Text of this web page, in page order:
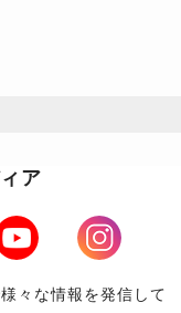
ア
Youtube
Instagram
々な情報を発信して